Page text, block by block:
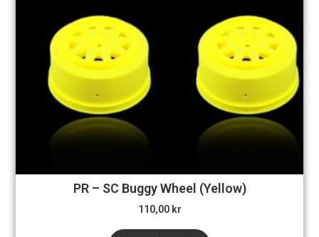
PR – SC Buggy Wheel (Yellow)
110,00 kr